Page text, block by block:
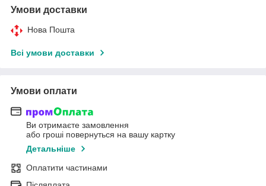
Умови доставки
Нова Пошта
Всі умови доставки
Умови оплати
Ви отримаєте замовлення
або гроші повернуться на вашу картку
Детальніше
Оплатити частинами